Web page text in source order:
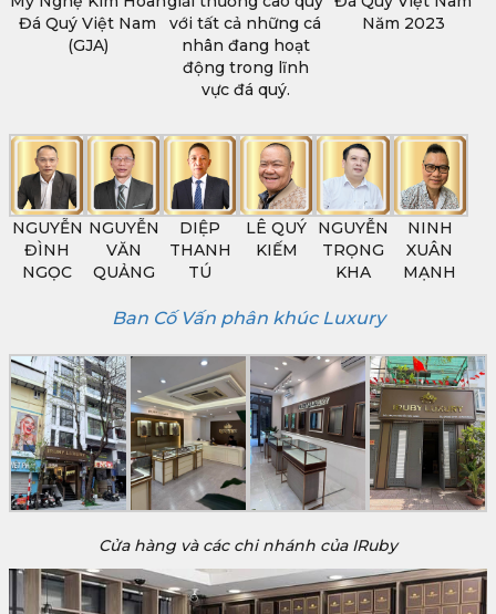
Đá Quý Việt Nam
(GJA)
với tất cả những cá
nhân đang hoạt
động trong lĩnh
vực đá quý.
Năm 2023
NGUYỄN
ĐÌNH
NGỌC
NGUYỄN
VĂN
QUẢNG
DIỆP
THANH
TÚ
LÊ QUÝ
KIẾM
NGUYỄN
TRỌNG
KHA
NINH
XUÂN
MẠNH
Ban Cố Vấn phân khúc Luxury
Cửa hàng và các chi nhánh của IRuby